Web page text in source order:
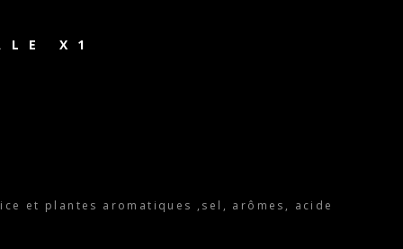
X1
et plantes aromatiques ,sel, arômes, acide